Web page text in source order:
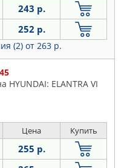
243 р.
252 р.
(2) от 263 р.
HYUNDAI: ELANTRA VI
Цена Купить
255 р.